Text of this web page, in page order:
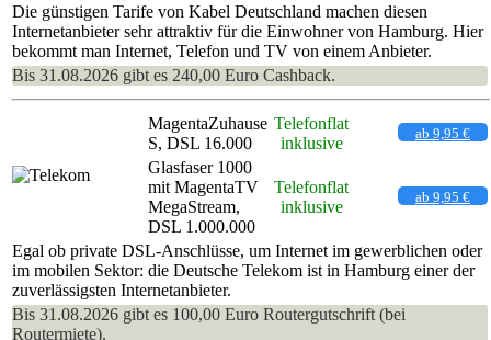
Die günstigen Tarife von Kabel Deutschland machen diesen
Internetanbieter sehr attraktiv für die Einwohner von Hamburg. Hier
bekommt man Internet, Telefon und TV von einem Anbieter.
Bis 31.08.2026 gibt es 240,00 Euro Cashback.
MagentaZuhause
S, DSL 16.000
Telefonflat
inklusive
ab 9,95 €
Glasfaser 1000
mit MagentaTV
MegaStream,
DSL 1.000.000
Telefonflat
inklusive
ab 9,95 €
Egal ob private DSL-Anschlüsse, um Internet im gewerblichen oder
im mobilen Sektor: die Deutsche Telekom ist in Hamburg einer der
zuverlässigsten Internetanbieter.
Bis 31.08.2026 gibt es 100,00 Euro Routergutschrift (bei
Routermiete).